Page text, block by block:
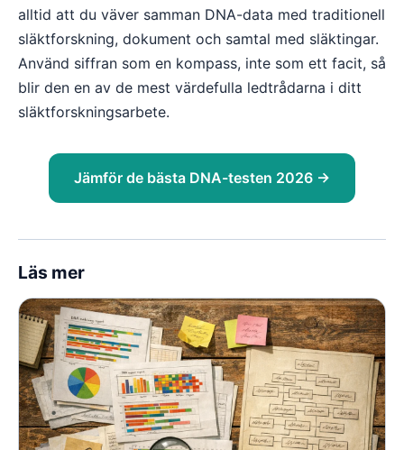
alltid att du väver samman DNA-data med traditionell
släktforskning, dokument och samtal med släktingar.
Använd siffran som en kompass, inte som ett facit, så
blir den en av de mest värdefulla ledtrådarna i ditt
släktforskningsarbete.
Jämför de bästa DNA-testen 2026 →
Läs mer